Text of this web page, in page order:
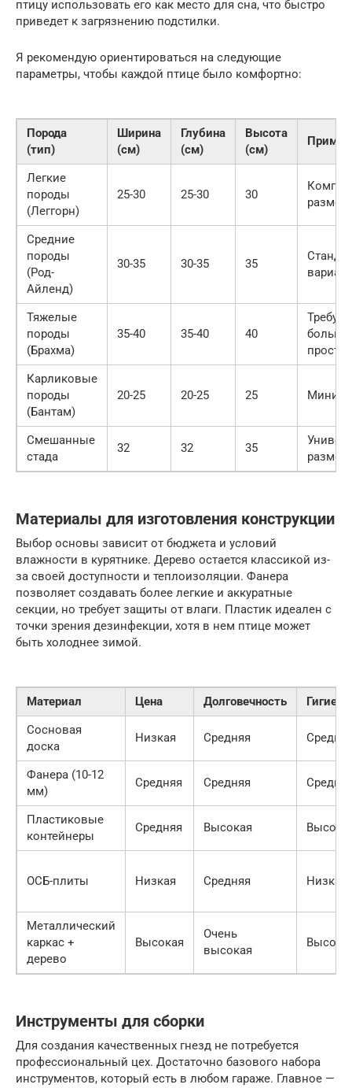
птицу использовать его как место для сна, что быстро
приведет к загрязнению подстилки.
Я рекомендую ориентироваться на следующие
параметры, чтобы каждой птице было комфортно:
Порода
(тип)
Ширина
(см)
Глубина
(см)
Высота
(см)
Легкие
породы
(Леггорн)
25-30 25-30 30
Средние
породы
(Род-
Айленд)
30-35 30-35 35
вариант
Тяжелые
породы
(Брахма)
35-40 35-40 40
Требуют
больше
Карликовые
породы
(Бантам)
20-25 20-25 25 Мини-
Смешанные
стада
32 32 35
размер
Материалы для изготовления конструкции
Выбор основы зависит от бюджета и условий
влажности в курятнике. Дерево остается классикой из-
за своей доступности и теплоизоляции. Фанера
позволяет создавать более легкие и аккуратные
секции, но требует защиты от влаги. Пластик идеален с
точки зрения дезинфекции, хотя в нем птице может
быть холоднее зимой.
Материал Цена Долговечность
Сосновая
доска
Низкая Средняя
Фанера (10-12
мм)
Средняя Средняя
Пластиковые
контейнеры
Средняя Высокая
ОСБ-плиты Низкая Средняя Низкая
Металлический
каркас +
дерево
Высокая
Очень
высокая
Инструменты для сборки
Для создания качественных гнезд не потребуется
профессиональный цех. Достаточно базового набора
инструментов, который есть в любом гараже. Главное —